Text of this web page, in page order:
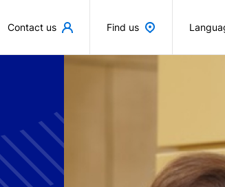
Contact us Find us